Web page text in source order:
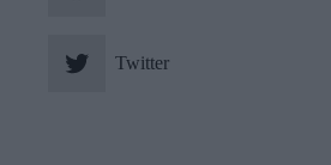
Twitter